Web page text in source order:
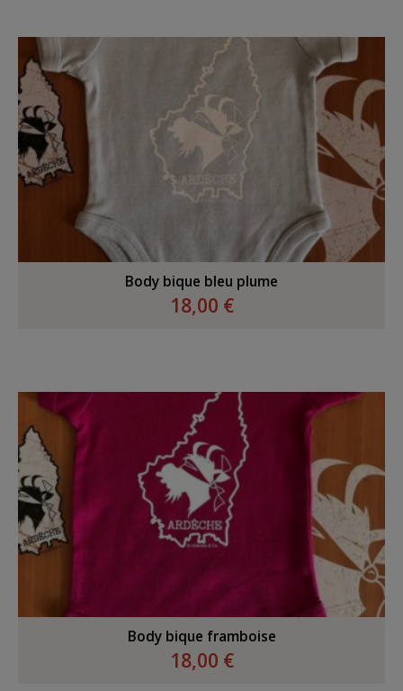
Body bique bleu plume
18,00 €
Body bique framboise
18,00 €